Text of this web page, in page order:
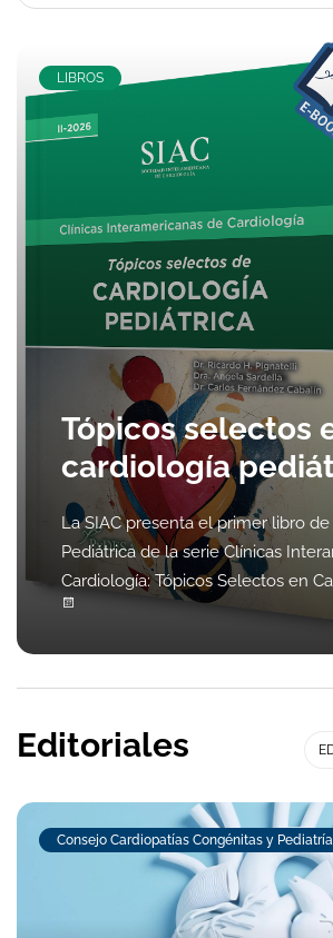
LIBROS
Tópicos selectos
cardiología
La SIAC presenta el primer libro
Pediátrica de la serie Clínicas
Cardiología: Tópicos Selectos en
Editoriales
Consejo Cardiopatías Congénitas y Pediatría